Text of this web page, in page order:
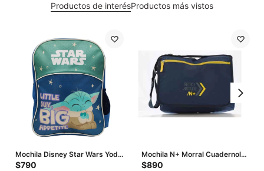
Productos de interésProductos más vistos
Mochila Disney Star Wars Yoda
- Azul - Verde Agua - Gris
$790
Mochila N+ Morral Cuadernola
Retro - Azul
$890